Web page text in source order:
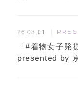
26.08.01
「#着物女子発
presented by